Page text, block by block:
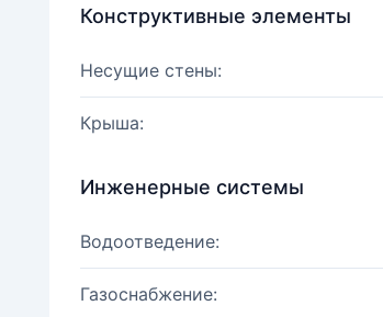
Конструктивные элементы
Несущие стены:
Крыша:
Инженерные системы
Водоотведение:
Газоснабжение: